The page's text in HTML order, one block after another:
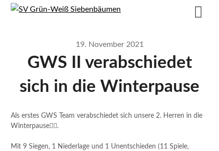
19. November 2021
GWS II verabschiedet
sich in die Winterpause
Als erstes GWS Team verabschiedet sich unsere 2. Herren in die
Winterpause🙋‍♂️.
Mit 9 Siegen, 1 Niederlage und 1 Unentschieden (11 Spiele,